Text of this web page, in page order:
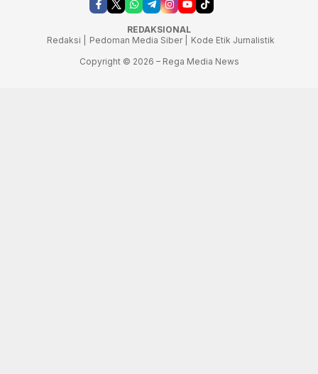
REDAKSIONAL
Redaksi |
Pedoman Media Siber |
Kode Etik Jurnalistik
Copyright © 2026 – Rega Media News